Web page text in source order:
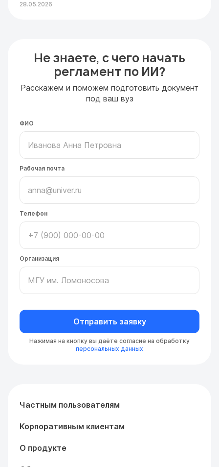
28.05.2026
Не знаете, с чего начать
регламент по ИИ?
Расскажем и поможем подготовить документ
под ваш вуз
ФИО
Рабочая почта
Телефон
Организация
Отправить заявку
Нажимая на кнопку вы даёте согласие на обработку
персональных данных
Частным пользователям
Корпоративным клиентам
О продукте